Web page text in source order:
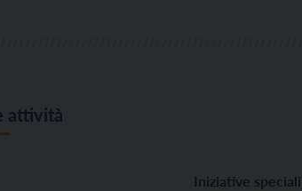
attività
Iniziative speciali